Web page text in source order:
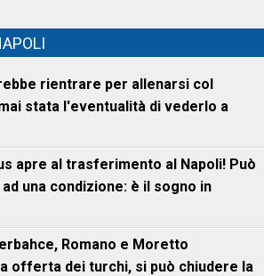
rientrare per allenarsi col
stata l'eventualità di vederlo a
apre al trasferimento al Napoli! Può
una condizione: è il sogno in
Romano e Moretto
offerta dei turchi, si può chiudere la